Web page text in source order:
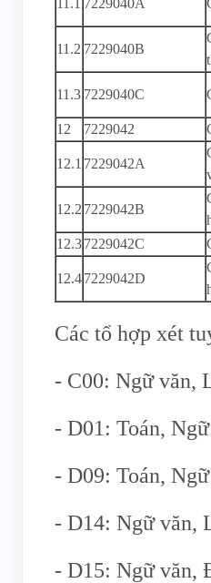
11.1 7229040A
11.2 7229040B
11.3 7229040C
12
7229042
12.1 7229042A
12.2 7229042B
12.37229042C
12.47229042D
Các tổ hợp xét
- C00: Ngữ văn,
- D01: Toán,
- D09: Toán,
- D14: Ngữ văn,
- D15: Ngữ văn,